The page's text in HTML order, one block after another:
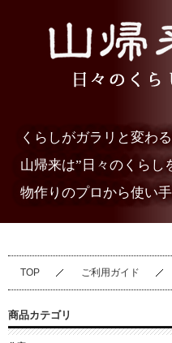
くらしがガラリと変わ
山帰来は”日々のくらし
物作りのプロから使い
TOP ご利用ガイド
商品カテゴリ